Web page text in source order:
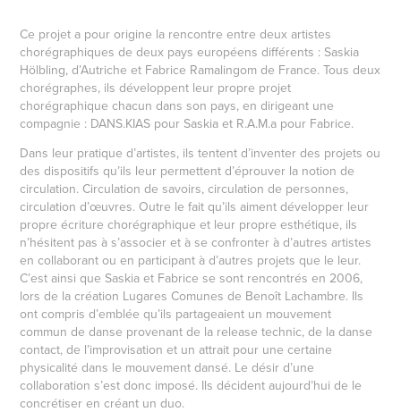
Ce projet a pour origine la rencontre entre deux artistes
chorégraphiques de deux pays européens différents : Saskia
Hölbling, d’Autriche et Fabrice Ramalingom de France. Tous deux
chorégraphes, ils développent leur propre projet
chorégraphique chacun dans son pays, en dirigeant une
compagnie : DANS.KIAS pour Saskia et R.A.M.a pour Fabrice.
Dans leur pratique d’artistes, ils tentent d’inventer des projets ou
des dispositifs qu’ils leur permettent d’éprouver la notion de
circulation. Circulation de savoirs, circulation de personnes,
circulation d’œuvres. Outre le fait qu’ils aiment développer leur
propre écriture chorégraphique et leur propre esthétique, ils
n’hésitent pas à s’associer et à se confronter à d’autres artistes
en collaborant ou en participant à d’autres projets que le leur.
C’est ainsi que Saskia et Fabrice se sont rencontrés en 2006,
lors de la création Lugares Comunes de Benoît Lachambre. Ils
ont compris d’emblée qu’ils partageaient un mouvement
commun de danse provenant de la release technic, de la danse
contact, de l’improvisation et un attrait pour une certaine
physicalité dans le mouvement dansé. Le désir d’une
collaboration s’est donc imposé. Ils décident aujourd’hui de le
concrétiser en créant un duo.